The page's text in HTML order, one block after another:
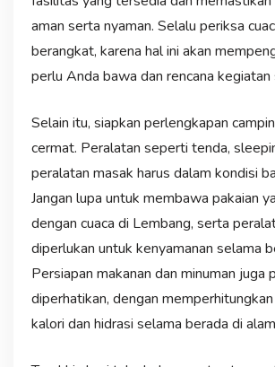
aman serta nyaman. Selalu periksa
berangkat, karena hal ini akan
perlu Anda bawa dan rencana kegiatan
Selain itu, siapkan perlengkapan
cermat. Peralatan seperti tenda,
peralatan masak harus dalam kondisi
Jangan lupa untuk membawa pakaian
dengan cuaca di Lembang, serta
diperlukan untuk kenyamanan selama
Persiapan makanan dan minuman juga
diperhatikan, dengan
kalori dan hidrasi selama berada di